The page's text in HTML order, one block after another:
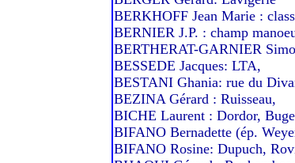
BERKHOFF Jean Marie :
BERNIER J.P. : champ
BERTHERAT-GARNIER
BESSEDE Jacques: LTA,
BESTANI Ghania: rue du
BEZINA Gérard : Ruisseau,
BICHE Laurent : Dordor,
BIFANO Bernadette (ép.
BIFANO Rosine: Dupuch,